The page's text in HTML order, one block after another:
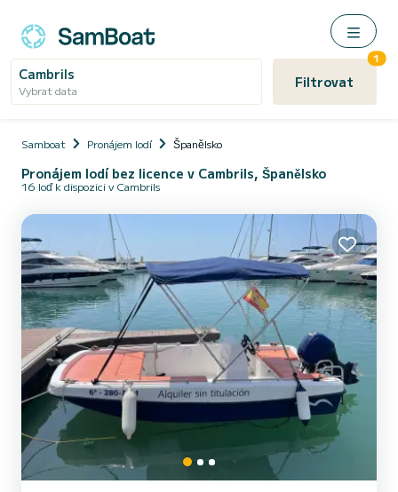
Cambrils
Vybrat data Filtrovat
1
Samboat Pronájem lodí Španělsko
Pronájem lodí bez licence v Cambrils, Španělsko
16 loď k dispozici v Cambrils